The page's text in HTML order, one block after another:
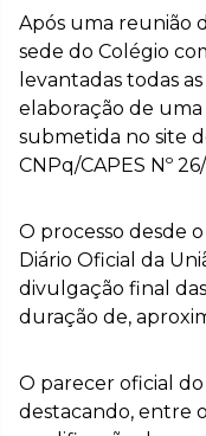
Após uma reunião
sede do Colégio
levantadas todas
elaboração de
submetida no site
CNPq/CAPES Nº
O processo desde
Diário Oficial da
divulgação final
duração de,
O parecer oficial
destacando, entre